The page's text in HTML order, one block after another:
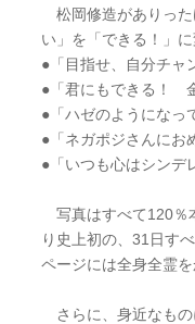
松岡修造がありった
い」を「できる！」
●「目指せ、自分チャ
●「君にもできる！
●「ハゼのようになっ
●「ネガポジさんにお
●「いつも心はシンデ
写真はすべて120％
り史上初の、31日す
ページには全身全霊
さらに、身近なもの